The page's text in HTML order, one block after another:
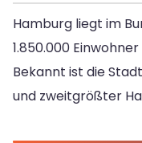
Hamburg liegt im
1.850.000
Bekannt ist die
und zweitgrößter